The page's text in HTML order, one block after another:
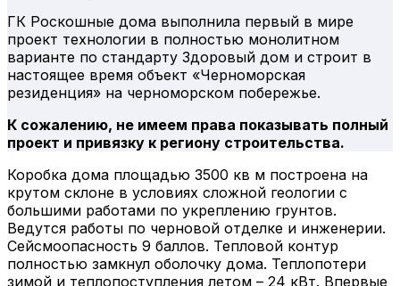
ГК Роскошные дома выполнила первый в мире
проект технологии в полностью монолитном
варианте по стандарту Здоровый дом и строит в
настоящее время объект «Черноморская
резиденция» на черноморском побережье.
К сожалению, не имеем права показывать полный
проект и привязку к региону строительства.
Коробка дома площадью 3500 кв м построена на
крутом склоне в условиях сложной геологии с
большими работами по укреплению грунтов.
Ведутся работы по черновой отделке и инженерии.
Сейсмоопасность 9 баллов. Тепловой контур
полностью замкнул оболочку дома. Теплопотери
зимой и теплопоступления летом – 24 кВт. Впервые